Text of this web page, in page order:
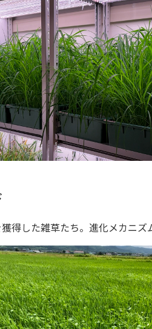
得した雑草たち。進化メカニズ